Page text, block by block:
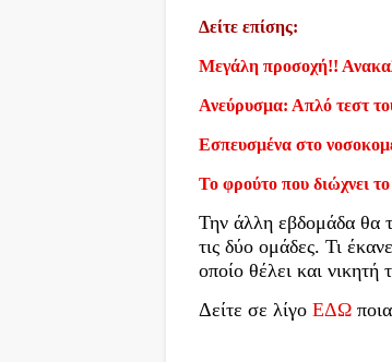
Δείτε επίσης:
Μεγάλη προσοχή!!
Ανεύρυσμα: Απλό τεστ
Εσπευσμένα στο
Το φρούτο που διώχνει
Την άλλη εβδομάδα θα
τις δύο ομάδες. Τι
οποίο θέλει και
Δείτε σε λίγο ΕΔΩ